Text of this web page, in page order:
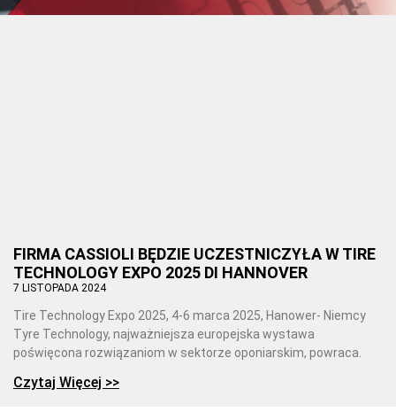
FIRMA CASSIOLI BĘDZIE UCZESTNICZYŁA W TIRE
TECHNOLOGY EXPO 2025 DI HANNOVER
7 LISTOPADA 2024
Tire Technology Expo 2025, 4-6 marca 2025, Hanower- Niemcy
Tyre Technology, najważniejsza europejska wystawa
poświęcona rozwiązaniom w sektorze oponiarskim, powraca.
Czytaj Więcej >>